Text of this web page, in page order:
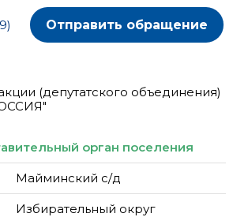
Отправить обращение
(депутатского объединения)
орган поселения
Майминский с/д
Избирательный округ